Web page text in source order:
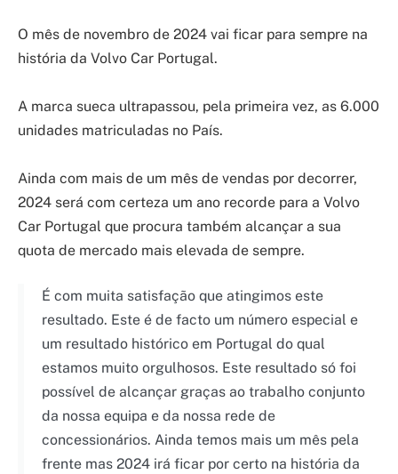
O mês de novembro de 2024 vai ficar para sempre na
história da Volvo Car Portugal.
A marca sueca ultrapassou, pela primeira vez, as 6.000
unidades matriculadas no País.
Ainda com mais de um mês de vendas por decorrer,
2024 será com certeza um ano recorde para a Volvo
Car Portugal que procura também alcançar a sua
quota de mercado mais elevada de sempre.
É com muita satisfação que atingimos este
resultado. Este é de facto um número especial e
um resultado histórico em Portugal do qual
estamos muito orgulhosos. Este resultado só foi
possível de alcançar graças ao trabalho conjunto
da nossa equipa e da nossa rede de
concessionários. Ainda temos mais um mês pela
frente mas 2024 irá ficar por certo na história da